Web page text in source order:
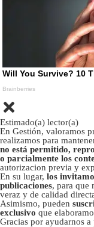
Estimado(a) lector(a)
En Gestión, valoramos
realizamos para
no está permitido,
o parcialmente los
autorizacion previa y
En su lugar, los
publicaciones, para que
veraz y de calidad
Asimismo, pueden
exclusivo que
Gracias por ayudarnos